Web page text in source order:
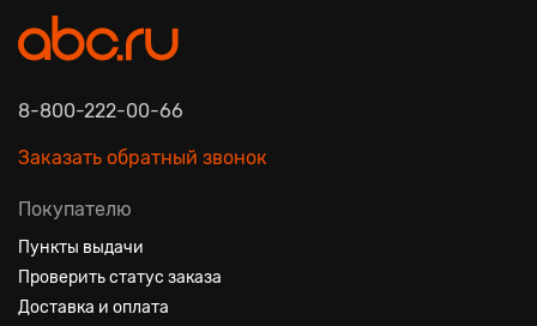
8-800-222-00-66
Заказать обратный звонок
Покупателю
Пункты выдачи
Проверить статус заказа
Доставка и оплата